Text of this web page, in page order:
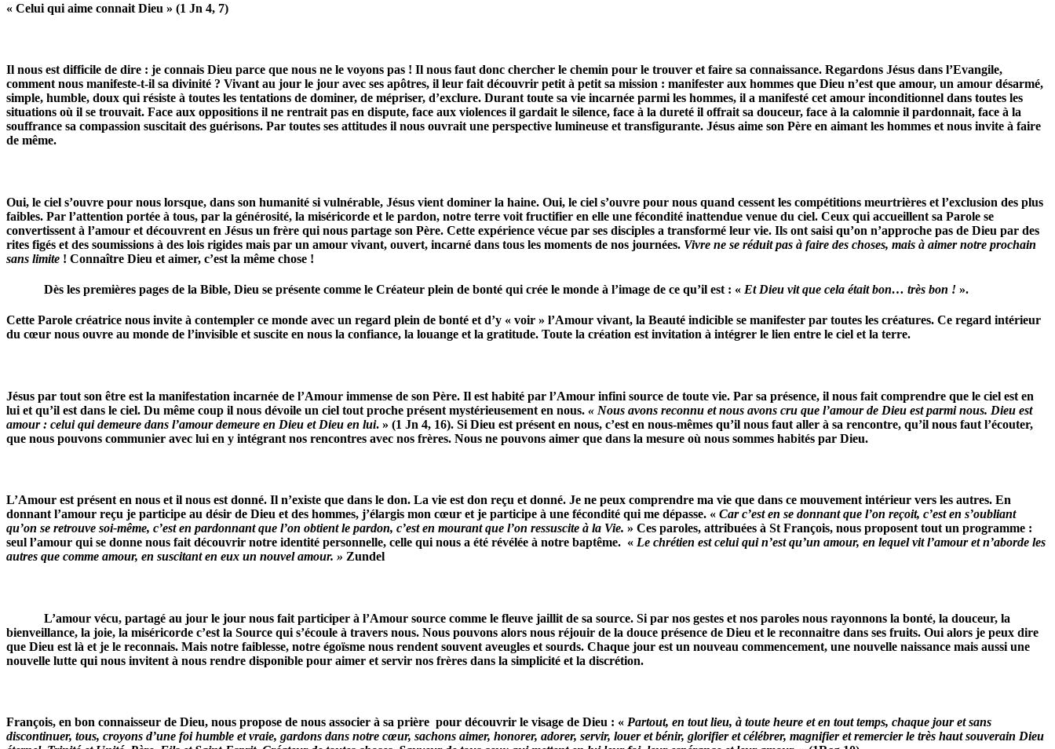
« Celui qui aime connait Dieu » (1 Jn 4, 7)
Il nous est difficile de dire : je connais Dieu parce que nous ne le voyons pas ! Il nous faut donc chercher le chemin pour le trouver et faire sa connaissance. Regardons Jésus dans l’Evangile,
comment nous manifeste-t-il sa divinité ? Vivant au jour le jour avec ses apôtres, il leur fait découvrir petit à petit sa mission : manifester aux hommes que Dieu n’est que amour, un amour désarmé,
simple, humble, doux qui résiste à toutes les tentations de dominer, de mépriser, d’exclure. Durant toute sa vie incarnée parmi les hommes, il a manifesté cet amour inconditionnel dans toutes les
situations où il se trouvait. Face aux oppositions il ne rentrait pas en dispute, face aux violences il gardait le silence, face à la dureté il offrait sa douceur, face à la calomnie il pardonnait, face à la
souffrance sa compassion suscitait des guérisons. Par toutes ses attitudes il nous ouvrait une perspective lumineuse et transfigurante. Jésus aime son Père en aimant les hommes et nous invite à faire
de même.
Oui, le ciel s’ouvre pour nous lorsque, dans son humanité si vulnérable, Jésus vient dominer la haine. Oui, le ciel s’ouvre pour nous quand cessent les compétitions meurtrières et l’exclusion des plus
faibles. Par l’attention portée à tous, par la générosité, la miséricorde et le pardon, notre terre voit fructifier en elle une fécondité inattendue venue du ciel. Ceux qui accueillent sa Parole se
convertissent à l’amour et découvrent en Jésus un frère qui nous partage son Père. Cette expérience vécue par ses disciples a transformé leur vie. Ils ont saisi qu’on n’approche pas de Dieu par des
rites figés et des soumissions à des lois rigides mais par un amour vivant, ouvert, incarné dans tous les moments de nos journées. Vivre ne se réduit pas à faire des choses, mais à aimer notre prochain
sans limite ! Connaître Dieu et aimer, c’est la même chose !
Dès les premières pages de la Bible, Dieu se présente comme le Créateur plein de bonté qui crée le monde à l’image de ce qu’il est : « Et Dieu vit que cela était bon… très bon ! ».
Cette Parole créatrice nous invite à contempler ce monde avec un regard plein de bonté et d’y « voir » l’Amour vivant, la Beauté indicible se manifester par toutes les créatures. Ce regard intérieur
du cœur nous ouvre au monde de l’invisible et suscite en nous la confiance, la louange et la gratitude. Toute la création est invitation à intégrer le lien entre le ciel et la terre.
Jésus par tout son être est la manifestation incarnée de l’Amour immense de son Père. Il est habité par l’Amour infini source de toute vie. Par sa présence, il nous fait comprendre que le ciel est en
lui et qu’il est dans le ciel. Du même coup il nous dévoile un ciel tout proche présent mystérieusement en nous. « Nous avons reconnu et nous avons cru que l’amour de Dieu est parmi nous. Dieu est
amour : celui qui demeure dans l’amour demeure en Dieu et Dieu en lui. » (1 Jn 4, 16). Si Dieu est présent en nous, c’est en nous-mêmes qu’il nous faut aller à sa rencontre, qu’il nous faut l’écouter,
que nous pouvons communier avec lui en y intégrant nos rencontres avec nos frères. Nous ne pouvons aimer que dans la mesure où nous sommes habités par Dieu.
L’Amour est présent en nous et il nous est donné. Il n’existe que dans le don. La vie est don reçu et donné. Je ne peux comprendre ma vie que dans ce mouvement intérieur vers les autres. En
donnant l’amour reçu je participe au désir de Dieu et des hommes, j’élargis mon cœur et je participe à une fécondité qui me dépasse. « Car c’est en se donnant que l’on reçoit, c’est en s’oubliant
qu’on se retrouve soi-même, c’est en pardonnant que l’on obtient le pardon, c’est en mourant que l’on ressuscite à la Vie. » Ces paroles, attribuées à St François, nous proposent tout un programme :
seul l’amour qui se donne nous fait découvrir notre identité personnelle, celle qui nous a été révélée à notre baptême. « Le chrétien est celui qui n’est qu’un amour, en lequel vit l’amour et n’aborde les
autres que comme amour, en suscitant en eux un nouvel amour. » Zundel
L’amour vécu, partagé au jour le jour nous fait participer à l’Amour source comme le fleuve jaillit de sa source. Si par nos gestes et nos paroles nous rayonnons la bonté, la douceur, la
bienveillance, la joie, la miséricorde c’est la Source qui s’écoule à travers nous. Nous pouvons alors nous réjouir de la douce présence de Dieu et le reconnaitre dans ses fruits. Oui alors je peux dire
que Dieu est là et je le reconnais. Mais notre faiblesse, notre égoïsme nous rendent souvent aveugles et sourds. Chaque jour est un nouveau commencement, une nouvelle naissance mais aussi une
nouvelle lutte qui nous invitent à nous rendre disponible pour aimer et servir nos frères dans la simplicité et la discrétion.
François, en bon connaisseur de Dieu, nous propose de nous associer à sa prière pour découvrir le visage de Dieu : « Partout, en tout lieu, à toute heure et en tout temps, chaque jour et sans
discontinuer, tous, croyons d’une foi humble et vraie, gardons dans notre cœur, sachons aimer, honorer, adorer, servir, louer et bénir, glorifier et célébrer, magnifier et remercier le très haut souverain Dieu